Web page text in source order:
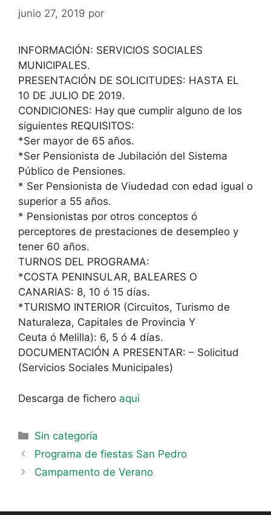
junio 27, 2019 por
INFORMACIÓN: SERVICIOS SOCIALES
MUNICIPALES.
PRESENTACIÓN DE SOLICITUDES: HASTA EL
10 DE JULIO DE 2019.
CONDICIONES: Hay que cumplir alguno de los
siguientes REQUISITOS:
*Ser mayor de 65 años.
*Ser Pensionista de Jubilación del Sistema
Público de Pensiones.
* Ser Pensionista de Viudedad con edad igual o
superior a 55 años.
* Pensionistas por otros conceptos ó
perceptores de prestaciones de desempleo y
tener 60 años.
TURNOS DEL PROGRAMA:
*COSTA PENINSULAR, BALEARES O
CANARIAS: 8, 10 ó 15 días.
*TURISMO INTERIOR (Circuitos, Turismo de
Naturaleza, Capitales de Provincia Y
Ceuta ó Melilla): 6, 5 ó 4 días.
DOCUMENTACIÓN A PRESENTAR: – Solicitud
(Servicios Sociales Municipales)
Descarga de fichero aqui
Sin categoría
Programa de fiestas San Pedro
Campamento de Verano